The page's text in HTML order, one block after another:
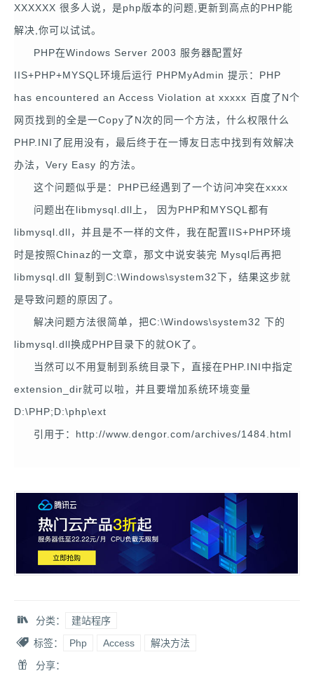
XXXXXX 很多人说，是php版本的问题,更新到高点的PHP能
解决,你可以试试。
PHP在Windows Server 2003 服务器配置好
IIS+PHP+MYSQL环境后运行 PHPMyAdmin 提示：PHP
has encountered an Access Violation at xxxxx 百度了N个
网页找到的全是一Copy了N次的同一个方法，什么权限什么
PHP.INI了屁用没有，最后终于在一博友日志中找到有效解决
办法，Very Easy 的方法。
这个问题似乎是：PHP已经遇到了一个访问冲突在xxxx
问题出在libmysql.dll上， 因为PHP和MYSQL都有
libmysql.dll，并且是不一样的文件，我在配置IIS+PHP环境
时是按照Chinaz的一文章，那文中说安装完 Mysql后再把
libmysql.dll 复制到C:\Windows\system32下，结果这步就
是导致问题的原因了。
解决问题方法很简单，把C:\Windows\system32 下的
libmysql.dll换成PHP目录下的就OK了。
当然可以不用复制到系统目录下，直接在PHP.INI中指定
extension_dir就可以啦，并且要增加系统环境变量
D:\PHP;D:\php\ext
引用于：http://www.dengor.com/archives/1484.html
分类：
建站程序
标签：
Php Access
解决方法
分享：